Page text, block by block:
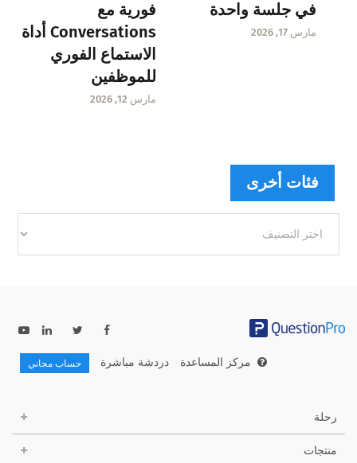
في جلسة واحدة
مارس 17, 2026
فورية مع
Conversations أداة
الاستماع الفوري
للموظفين
مارس 12, 2026
فئات أخرى
أخرى
مركز المساعدة دردشة مباشرة حساب مجاني
رحلة
منتجات